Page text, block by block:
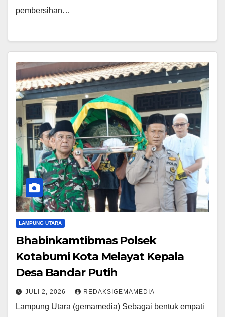
pembersihan…
LAMPUNG UTARA
Bhabinkamtibmas Polsek
Kotabumi Kota Melayat Kepala
Desa Bandar Putih
JULI 2, 2026 REDAKSIGEMAMEDIA
Lampung Utara (gemamedia) Sebagai bentuk empati